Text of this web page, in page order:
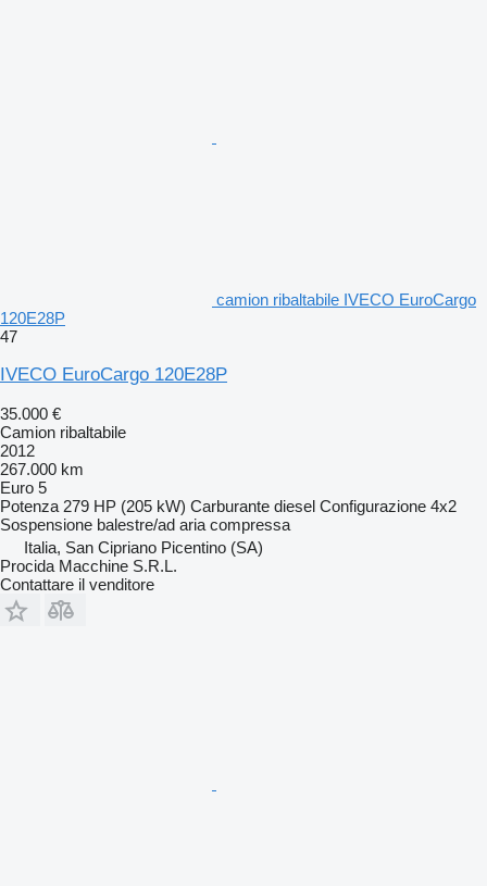
camion ribaltabile IVECO EuroCargo
120E28P
47
IVECO EuroCargo 120E28P
35.000 €
Camion ribaltabile
2012
267.000 km
Euro 5
Potenza 279 HP (205 kW) Carburante diesel Configurazione 4x2
Sospensione balestre/ad aria compressa
Italia, San Cipriano Picentino (SA)
Procida Macchine S.R.L.
Contattare il venditore